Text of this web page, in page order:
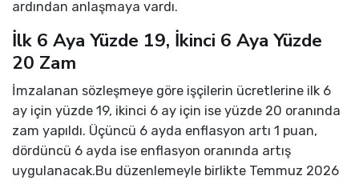
ardından anlaşmaya vardı.
İlk 6 Aya Yüzde 19, İkinci 6 Aya Yüzde
20 Zam
İmzalanan sözleşmeye göre işçilerin ücretlerine ilk 6
ay için yüzde 19, ikinci 6 ay için ise yüzde 20 oranında
zam yapıldı. Üçüncü 6 ayda enflasyon artı 1 puan,
dördüncü 6 ayda ise enflasyon oranında artış
uygulanacak.Bu düzenlemeyle birlikte Temmuz 2026